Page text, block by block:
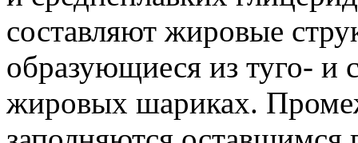
составляют жировые
образующиеся из туго- и
жировых шариках.